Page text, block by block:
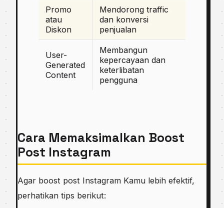
Promo
atau
Diskon
Mendorong traffic
dan konversi
penjualan
User-
Generated
Content
Membangun
kepercayaan dan
keterlibatan
pengguna
Cara Memaksimalkan Boost
Post Instagram
Agar boost post Instagram Kamu lebih efektif,
perhatikan tips berikut: